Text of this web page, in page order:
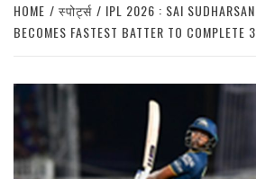
HOME स्पोर्ट्स
IPL 2026 : SAI
BECOMES FASTEST BATTER TO